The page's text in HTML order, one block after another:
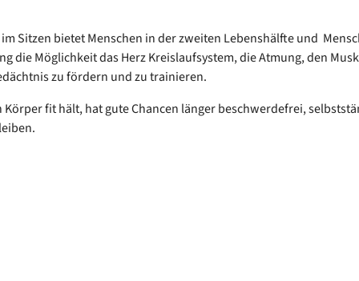
Sitzen bietet Menschen in der zweiten Lebenshälfte und
die Möglichkeit das Herz Kreislaufsystem, die Atmung, den
zu fördern und zu trainieren.
Körper fit hält, hat gute Chancen länger beschwerdefrei,